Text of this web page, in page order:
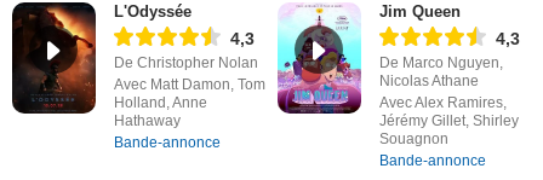
L'Odyssée
4,3
De Christopher Nolan
Avec Matt Damon, Tom
Holland, Anne
Hathaway
Bande-annonce
Jim Queen
4,3
De Marco Nguyen,
Nicolas Athane
Avec Alex Ramires,
Jérémy Gillet, Shirley
Souagnon
Bande-annonce